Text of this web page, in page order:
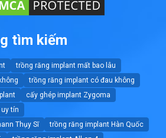
tìm kiếm
trồng răng implant mất bao lâu
trồng răng implant có đau không
cấy ghép implant Zygoma
tín
Thụy Sĩ
trồng răng implant Hàn Quốc